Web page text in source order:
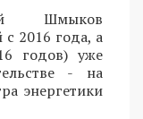
Шмыков
с 2016 года, а
годов) уже
- на
энергетики